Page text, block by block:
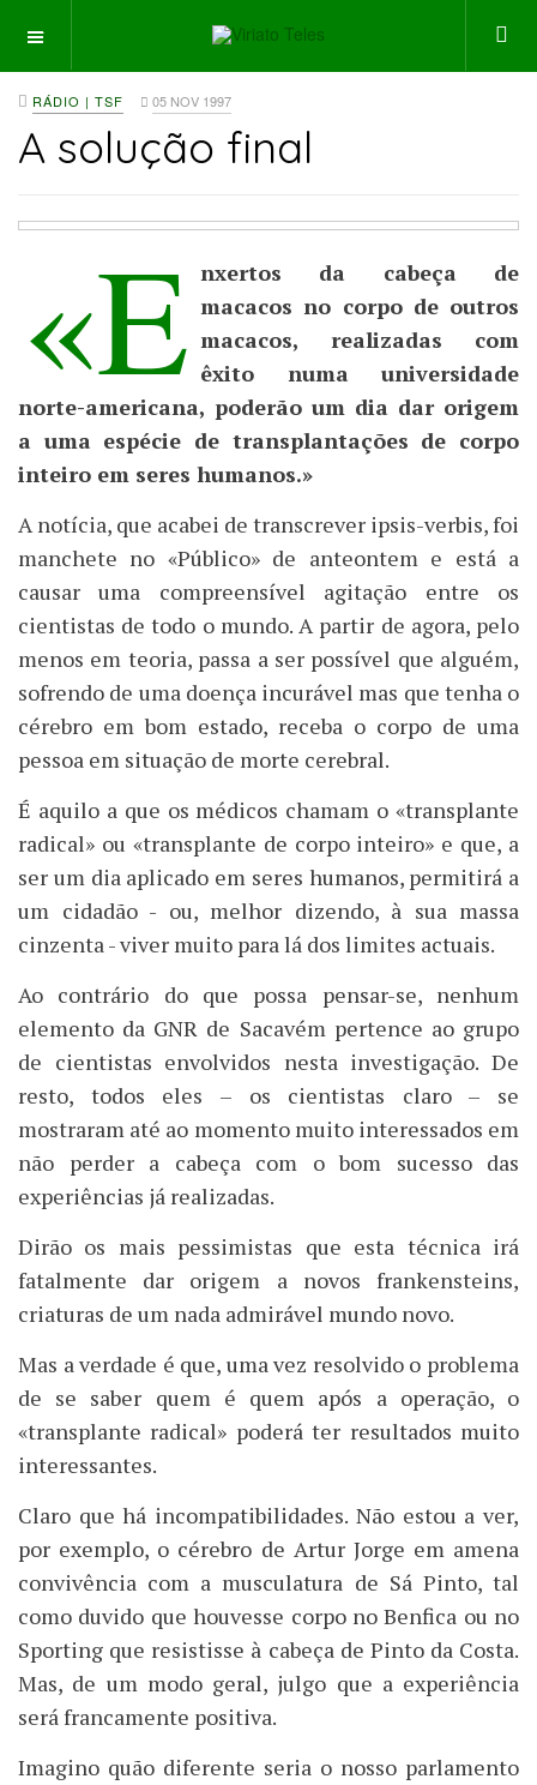
OFF CANVAS
RÁDIO | TSF 05 NOV 1997
A solução final
«E nxertos da cabeça de
macacos no corpo de outros
macacos, realizadas com
êxito numa universidade
norte-americana, poderão um dia dar origem
a uma espécie de transplantações de corpo
inteiro em seres humanos.»
A notícia, que acabei de transcrever ipsis-verbis, foi
manchete no «Público» de anteontem e está a
causar uma compreensível agitação entre os
cientistas de todo o mundo. A partir de agora, pelo
menos em teoria, passa a ser possível que alguém,
sofrendo de uma doença incurável mas que tenha o
cérebro em bom estado, receba o corpo de uma
pessoa em situação de morte cerebral.
É aquilo a que os médicos chamam o «transplante
radical» ou «transplante de corpo inteiro» e que, a
ser um dia aplicado em seres humanos, permitirá a
um cidadão - ou, melhor dizendo, à sua massa
cinzenta - viver muito para lá dos limites actuais.
Ao contrário do que possa pensar-se, nenhum
elemento da GNR de Sacavém pertence ao grupo
de cientistas envolvidos nesta investigação. De
resto, todos eles – os cientistas claro – se
mostraram até ao momento muito interessados em
não perder a cabeça com o bom sucesso das
experiências já realizadas.
Dirão os mais pessimistas que esta técnica irá
fatalmente dar origem a novos frankensteins,
criaturas de um nada admirável mundo novo.
Mas a verdade é que, uma vez resolvido o problema
de se saber quem é quem após a operação, o
«transplante radical» poderá ter resultados muito
interessantes.
Claro que há incompatibilidades. Não estou a ver,
por exemplo, o cérebro de Artur Jorge em amena
convivência com a musculatura de Sá Pinto, tal
como duvido que houvesse corpo no Benfica ou no
Sporting que resistisse à cabeça de Pinto da Costa.
Mas, de um modo geral, julgo que a experiência
será francamente positiva.
Imagino quão diferente seria o nosso parlamento